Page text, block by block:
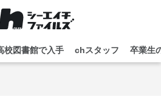
校図書館で入手 chスタッフ 卒業生